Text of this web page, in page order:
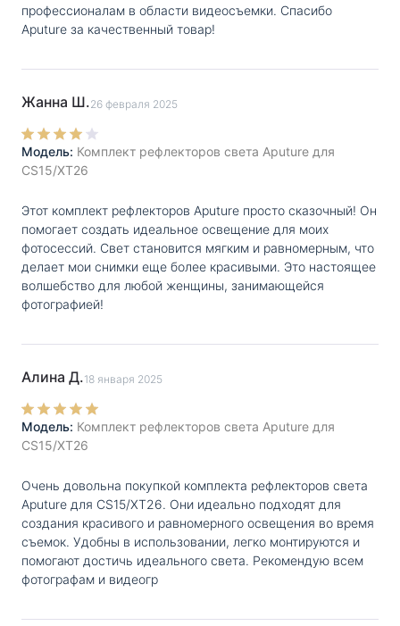
профессионалам в области видеосъемки. Спасибо
Aputure за качественный товар!
Жанна Ш.26 февраля 2025
Модель: Комплект рефлекторов света Aputure для
CS15/XT26
Этот комплект рефлекторов Aputure просто сказочный! Он
помогает создать идеальное освещение для моих
фотосессий. Свет становится мягким и равномерным, что
делает мои снимки еще более красивыми. Это настоящее
волшебство для любой женщины, занимающейся
фотографией!
Алина Д.18 января 2025
Модель: Комплект рефлекторов света Aputure для
CS15/XT26
Очень довольна покупкой комплекта рефлекторов света
Aputure для CS15/XT26. Они идеально подходят для
создания красивого и равномерного освещения во время
съемок. Удобны в использовании, легко монтируются и
помогают достичь идеального света. Рекомендую всем
фотографам и видеогр